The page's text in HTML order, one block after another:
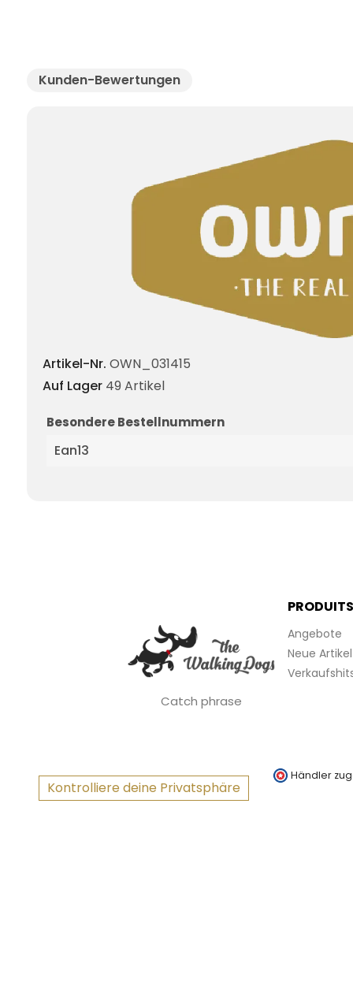
Kunden-Bewertungen
Artikel-Nr. OWN_031415
Auf Lager 49 Artikel
Besondere Bestellnummern
Ean13
Catch phrase
PRODUITS
Angebote
Neue Artikel
Kontrolliere deine Privatsphäre
Händler